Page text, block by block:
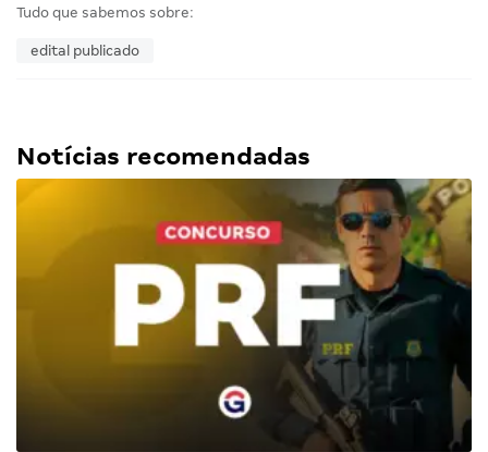
Tudo que sabemos sobre:
edital publicado
Notícias recomendadas